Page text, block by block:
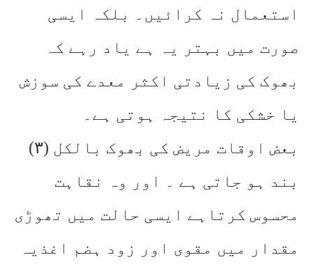
استعمال نہ کرائیں۔ بلکہ ایسی
صورت میں بہتر یہ ہے یاد رہے کہ
بھوک کی زیادتی اکثر معدے کی سوزش
یا خشکی کا نتیجہ ہوتی ہے۔
(۳) بعض اوقات مریض کی بھوک بالکل
بند ہو جاتی ہے ۔ اور وہ نقاہت
محسوس کرتاہے ایسی حالت میں تھوڑی
مقدار میں مقوی اور زود ہضم اغذیہ